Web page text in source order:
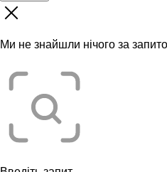
Ми не знайшли нічого за